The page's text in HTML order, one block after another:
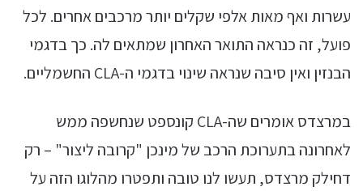
עשרות ואף מאות אלפי שקלים יותר מרכבים אחרים. לכל
פועל, זה כנראה התואר האחרון שמתאים לה. כך בדגמי
הבנזין ואין סיבה שנראה שינוי בדגמי ה-CLA החשמליים.
במרצדס אומרים שה-CLA קונספט שנחשפה ממש
לאחרונה בתערוכת הרכב של מינכן "קרובה ליצור" – רק
דחילק מרצדס, תעשו לנו טובה ותפטרו מהלוגו הזה על